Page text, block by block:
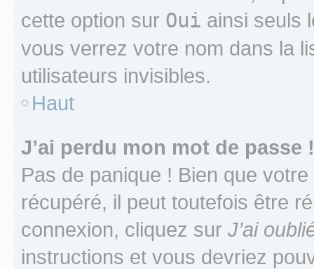
cette option sur Oui ainsi seuls
vous verrez votre nom dans la
utilisateurs invisibles.
Haut
J’ai perdu mon mot de passe !
Pas de panique ! Bien que
récupéré, il peut toutefois être
connexion, cliquez sur J’ai
instructions et vous devriez